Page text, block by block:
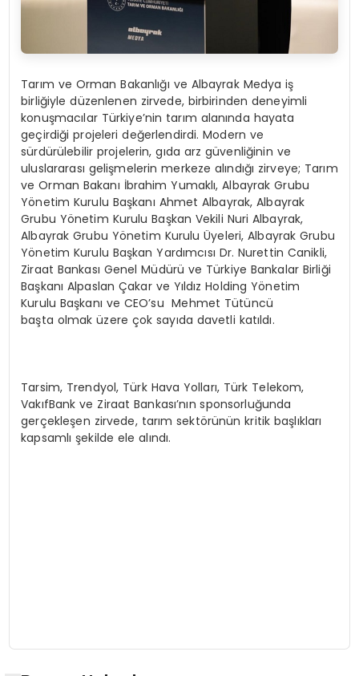
Tarım ve Orman Bakanlığı ve Albayrak Medya iş
birliğiyle düzenlenen zirvede, birbirinden deneyimli
konuşmacılar Türkiye’nin tarım alanında hayata
geçirdiği projeleri değerlendirdi. Modern ve
sürdürülebilir projelerin, gıda arz güvenliğinin ve
uluslararası gelişmelerin merkeze alındığı zirveye; Tarım
ve Orman Bakanı İbrahim Yumaklı, Albayrak Grubu
Yönetim Kurulu Başkanı Ahmet Albayrak, Albayrak
Grubu Yönetim Kurulu Başkan Vekili Nuri Albayrak,
Albayrak Grubu Yönetim Kurulu Üyeleri, Albayrak Grubu
Yönetim Kurulu Başkan Yardımcısı Dr. Nurettin Canikli,
Ziraat Bankası Genel Müdürü ve Türkiye Bankalar Birliği
Başkanı Alpaslan Çakar ve Yıldız Holding Yönetim
Kurulu Başkanı ve CEO’su Mehmet Tütüncü
başta olmak üzere çok sayıda davetli katıldı.
Tarsim, Trendyol, Türk Hava Yolları, Türk Telekom,
VakıfBank ve Ziraat Bankası’nın sponsorluğunda
gerçekleşen zirvede, tarım sektörünün kritik başlıkları
kapsamlı şekilde ele alındı.